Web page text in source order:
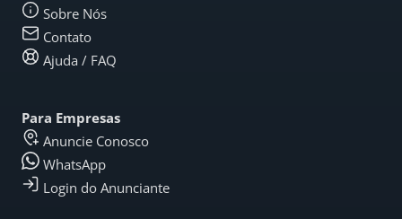
Sobre Nós
Contato
Ajuda / FAQ
Para Empresas
Anuncie Conosco
WhatsApp
Login do Anunciante